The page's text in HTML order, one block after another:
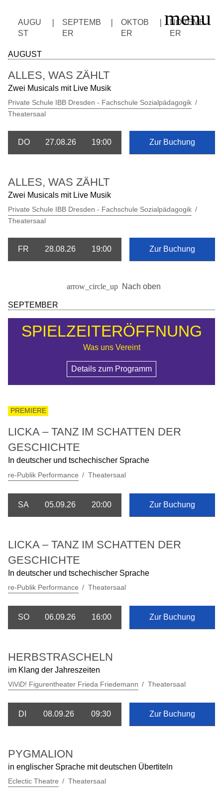
SERVICE
SPIELPLAN
THEATERGRUPPEN
KURSE/WORKSHOPS
AUGU
ST
SEPTEMB
ER
OKTOB
ER
NOVEMB
ER
AUGUST
DO 27.08.26 19:00
Private Schule IBB Dresden - Fachschule Sozialpädagogik
Theatersaal
ALLES, WAS ZÄHLT
Zwei Musicals mit Live Musik
Zur Buchung
FR 28.08.26 19:00
Private Schule IBB Dresden - Fachschule Sozialpädagogik
Theatersaal
ALLES, WAS ZÄHLT
Zwei Musicals mit Live Musik
Zur Buchung
Nach oben
SEPTEMBER
SPIELZEITERÖFFNUNG
Was uns Vereint
Details zum Programm
PREMIERE
SA 05.09.26 20:00
re-Publik Performance Theatersaal
LICKA – TANZ IM SCHATTEN DER
GESCHICHTE
In deutscher und tschechischer Sprache
Zur Buchung
SO 06.09.26 16:00
re-Publik Performance Theatersaal
LICKA – TANZ IM SCHATTEN DER
GESCHICHTE
In deutscher und tschechischer Sprache
Zur Buchung
DI 08.09.26 09:30
ViViD! Figurentheater Frieda Friedemann Theatersaal
HERBSTRASCHELN
im Klang der Jahreszeiten
Zur Buchung
Eclectic Theatre Theatersaal
PYGMALION
in englischer Sprache mit deutschen Übertiteln